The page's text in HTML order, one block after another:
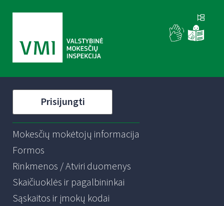
Prisijungti
Mokesčių mokėtojų informacija
Formos
Rinkmenos / Atviri duomenys
Skaičiuoklės ir pagalbininkai
Sąskaitos ir įmokų kodai